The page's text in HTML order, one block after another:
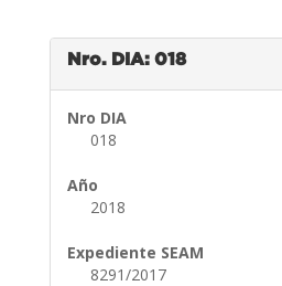
Nro. DIA: 018
Nro DIA
018
Año
2018
Expediente SEAM
8291/2017